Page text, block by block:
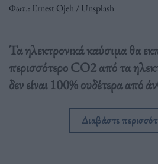
Φωτ.: Ernest Ojeh / Unsplash
Τα ηλεκτρονικά καύσιμα θα
περισσότερο CO2 από τα
δεν είναι 100% ουδέτερα από
Διαβάστε